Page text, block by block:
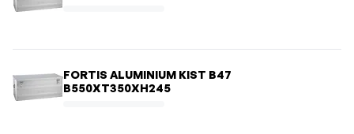
FORTIS ALUMINIUM KIST B47
B550XT350XH245